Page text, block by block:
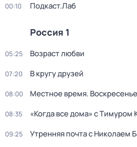
00:10 Подкаст.Лаб
Россия 1
05:25 Возраст любви
07:20 В кругу друзей
08:00 Местное время. Воскресенье
08:35 «Когда все дома» с Тимуром
09:25 Утренняя почта с Николаем